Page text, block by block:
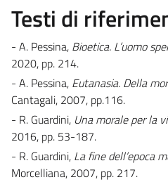
Testi di
- A. Pessina, Bioetica. L’uomo
2020, pp. 214.
- A. Pessina, Eutanasia. Della
Cantagali, 2007, pp.116.
- R. Guardini, Una morale per la
2016, pp. 53-187.
- R. Guardini, La fine dell’epoca
Morcelliana, 2007, pp. 217.